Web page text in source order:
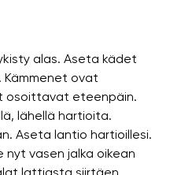
alas. Aseta kädet
ovat
osoittavat eteenpäin.
lähellä hartioita.
Aseta lantio hartioillesi.
nyt vasen jalka oikean